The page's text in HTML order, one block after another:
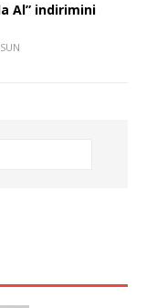
Al” indirimini